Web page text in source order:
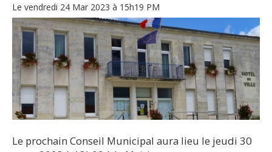
Le vendredi 24 Mar 2023 à 15h19 PM
Le prochain Conseil Municipal aura lieu le jeudi 30